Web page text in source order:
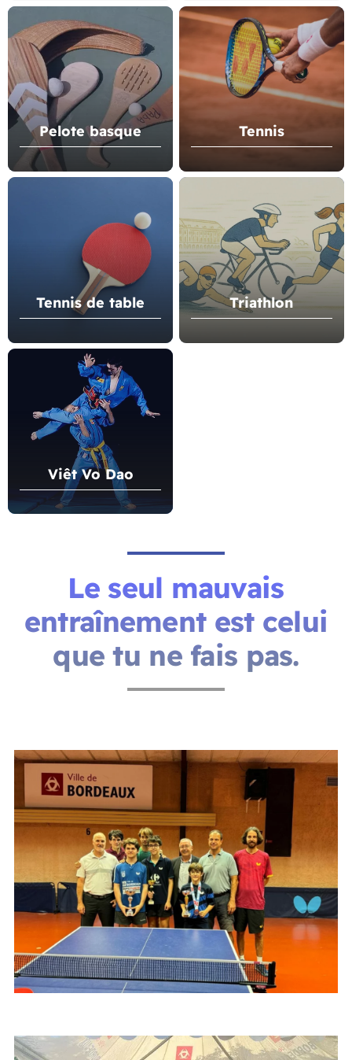
Pelote basque Tennis
Tennis de table Triathlon
Viêt Vo Dao
Le seul mauvais
entraînement est celui
que tu ne fais pas.